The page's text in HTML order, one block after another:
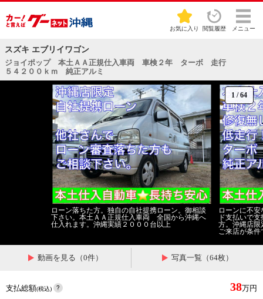
お気に入り 閲覧履歴 メニュー
スズキ エブリイワゴン
ジョイポップ 本土ＡＡ正規仕入車両 車検２年 ターボ 走行
５４２００ｋｍ 純正アルミ
1 /64
ローン落ちた方。独自の自社提携ローン。御相談
下さい。本土ＡＡ正規仕入車両 全国から沖縄へ
仕入れます。沖縄実績２０００台以上
ローンに不
ド支払いで
方。沖縄店限
ご来店が条件
動画を見る（0件） 写真一覧（64枚）
支払総額(税込) 38万円